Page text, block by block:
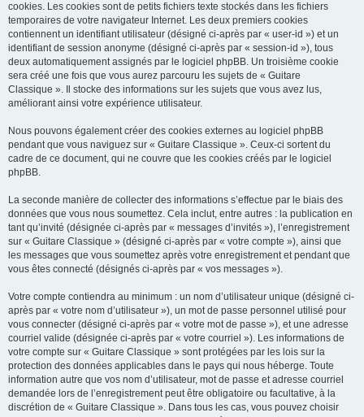
cookies. Les cookies sont de petits fichiers texte stockés dans les fichiers
temporaires de votre navigateur Internet. Les deux premiers cookies
contiennent un identifiant utilisateur (désigné ci-après par « user-id ») et un
identifiant de session anonyme (désigné ci-après par « session-id »), tous
deux automatiquement assignés par le logiciel phpBB. Un troisième cookie
sera créé une fois que vous aurez parcouru les sujets de « Guitare
Classique ». Il stocke des informations sur les sujets que vous avez lus,
améliorant ainsi votre expérience utilisateur.
Nous pouvons également créer des cookies externes au logiciel phpBB
pendant que vous naviguez sur « Guitare Classique ». Ceux-ci sortent du
cadre de ce document, qui ne couvre que les cookies créés par le logiciel
phpBB.
La seconde manière de collecter des informations s’effectue par le biais des
données que vous nous soumettez. Cela inclut, entre autres : la publication en
tant qu’invité (désignée ci-après par « messages d’invités »), l’enregistrement
sur « Guitare Classique » (désigné ci-après par « votre compte »), ainsi que
les messages que vous soumettez après votre enregistrement et pendant que
vous êtes connecté (désignés ci-après par « vos messages »).
Votre compte contiendra au minimum : un nom d’utilisateur unique (désigné ci-
après par « votre nom d’utilisateur »), un mot de passe personnel utilisé pour
vous connecter (désigné ci-après par « votre mot de passe »), et une adresse
courriel valide (désignée ci-après par « votre courriel »). Les informations de
votre compte sur « Guitare Classique » sont protégées par les lois sur la
protection des données applicables dans le pays qui nous héberge. Toute
information autre que vos nom d’utilisateur, mot de passe et adresse courriel
demandée lors de l’enregistrement peut être obligatoire ou facultative, à la
discrétion de « Guitare Classique ». Dans tous les cas, vous pouvez choisir